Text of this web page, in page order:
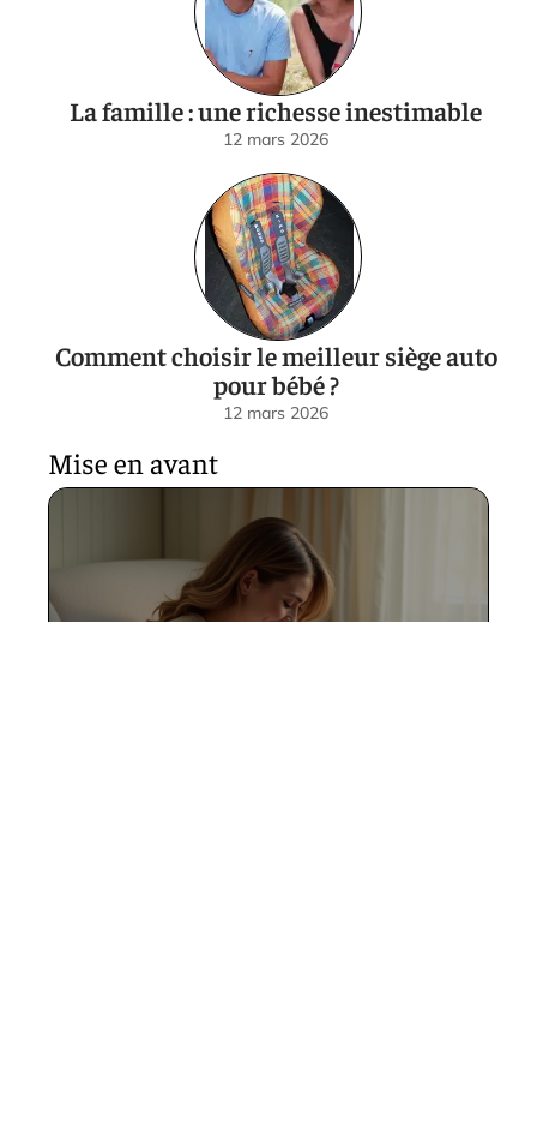
La famille : une richesse inestimable
12 mars 2026
Comment choisir le meilleur siège auto
pour bébé ?
12 mars 2026
Mise en avant
Routine coucher bébé : les